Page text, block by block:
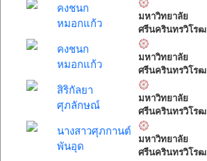
คงชนก
หมอกแก้ว
มหาวิทยาลัย
ศรีนครินทรวิโรฒ
คงชนก
หมอกแก้ว
มหาวิทยาลัย
ศรีนครินทรวิโรฒ
สิริกัลยา
ศุภลักษณ์
มหาวิทยาลัย
ศรีนครินทรวิโรฒ
นางสาวศุภกานต์
พันอุด
มหาวิทยาลัย
ศรีนครินทรวิโรฒ